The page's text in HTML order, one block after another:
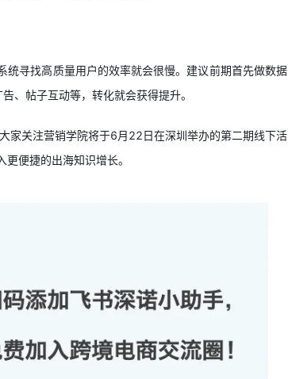
寻找高质量用户的效率就会很慢。建议前期首先做数据
、帖子互动等，转化就会获得提升。
家关注营销学院将于6月22日在深圳举办的第二期线下活
便捷的出海知识增长。